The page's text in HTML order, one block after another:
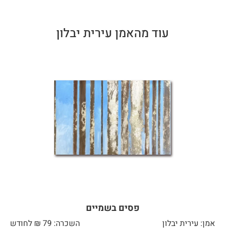
עוד מהאמן עירית יבלון
פסים בשמיים
אמן: עירית יבלון
השכרה: 79 ₪ לחודש